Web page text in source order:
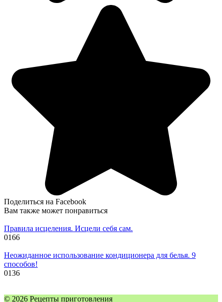
Поделиться на Facebook
Вам также может понравиться
Правила исцеления. Исцели себя сам.
0166
Неожиданное использование кондиционера для белья. 9
способов!
0136
© 2026 Рецепты приготовления